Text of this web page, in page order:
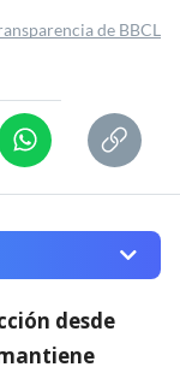
de BBCL
desde